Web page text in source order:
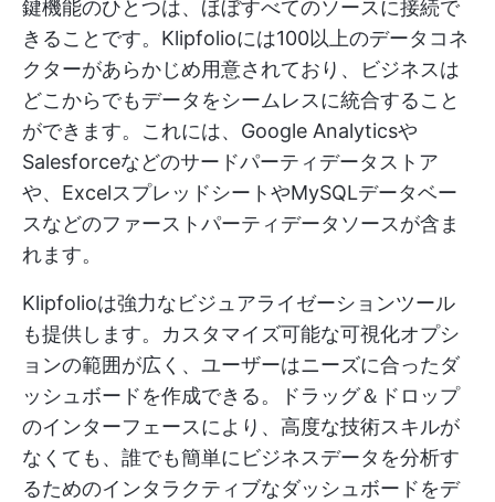
鍵機能のひとつは、ほぼすべてのソースに接続で
きることです。Klipfolioには100以上のデータコネ
クターがあらかじめ用意されており、ビジネスは
どこからでもデータをシームレスに統合すること
ができます。これには、Google Analyticsや
Salesforceなどのサードパーティデータストア
や、ExcelスプレッドシートやMySQLデータベー
スなどのファーストパーティデータソースが含ま
れます。
Klipfolioは強力なビジュアライゼーションツール
も提供します。カスタマイズ可能な可視化オプシ
ョンの範囲が広く、ユーザーはニーズに合ったダ
ッシュボードを作成できる。ドラッグ＆ドロップ
のインターフェースにより、高度な技術スキルが
なくても、誰でも簡単にビジネスデータを分析す
るためのインタラクティブなダッシュボードをデ